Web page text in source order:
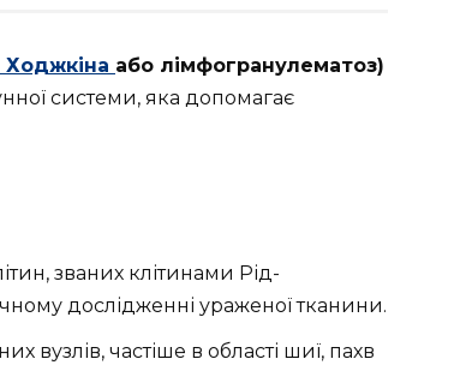
Ходжкіна або лімфогранулематоз)
системи, яка допомагає
званих клітинами Рід-
дослідженні ураженої тканини.
вузлів, частіше в області шиї, пахв